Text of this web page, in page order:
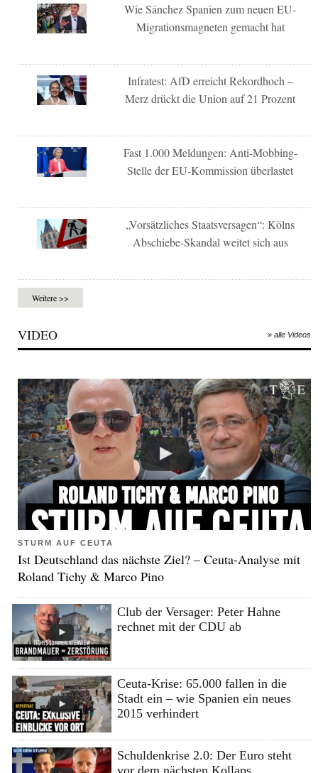
Wie Sánchez Spanien zum neuen EU-
Migrationsmagneten gemacht hat
Infratest: AfD erreicht Rekordhoch –
Merz drückt die Union auf 21 Prozent
Fast 1.000 Meldungen: Anti-Mobbing-
Stelle der EU-Kommission überlastet
„Vorsätzliches Staatsversagen“: Kölns
Abschiebe-Skandal weitet sich aus
Weitere >>
VIDEO » alle Videos
STURM AUF CEUTA
Ist Deutschland das nächste Ziel? – Ceuta-Analyse mit
Roland Tichy & Marco Pino
Club der Versager: Peter Hahne
rechnet mit der CDU ab
Ceuta-Krise: 65.000 fallen in die
Stadt ein – wie Spanien ein neues
2015 verhindert
Schuldenkrise 2.0: Der Euro steht
vor dem nächsten Kollaps